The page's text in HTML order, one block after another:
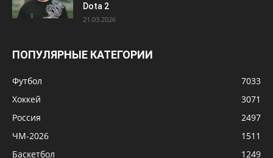
Dota 2
21.03.2026
ПОПУЛЯРНЫЕ КАТЕГОРИИ
Футбол
7033
Хоккей
3071
Россия
2497
ЧМ-2026
1511
Баскетбол
1249